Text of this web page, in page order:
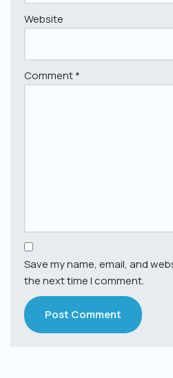
Website
Comment*
Save my name, email, and
the next time I comment.